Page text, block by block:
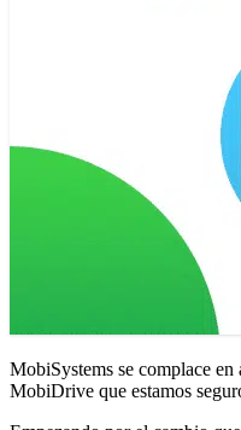
MobiSystems se complace
MobiDrive que estamos